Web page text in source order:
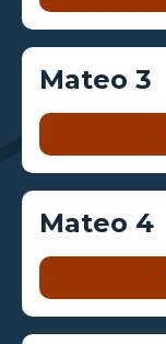
Mateo 3
Mateo 4